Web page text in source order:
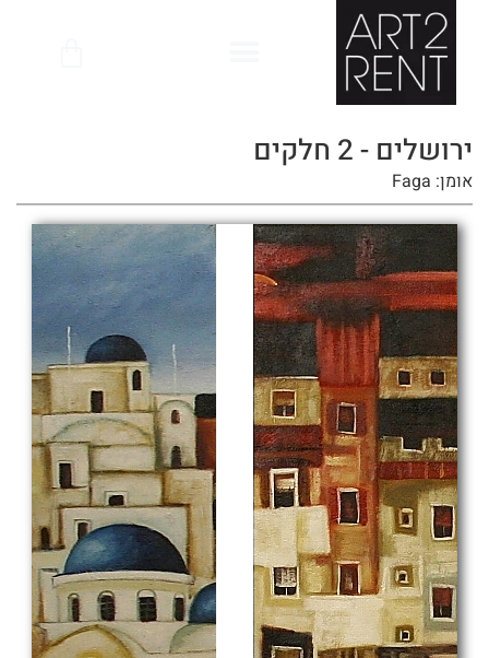
ירושלים - 2 חלקים
אומן: Faga